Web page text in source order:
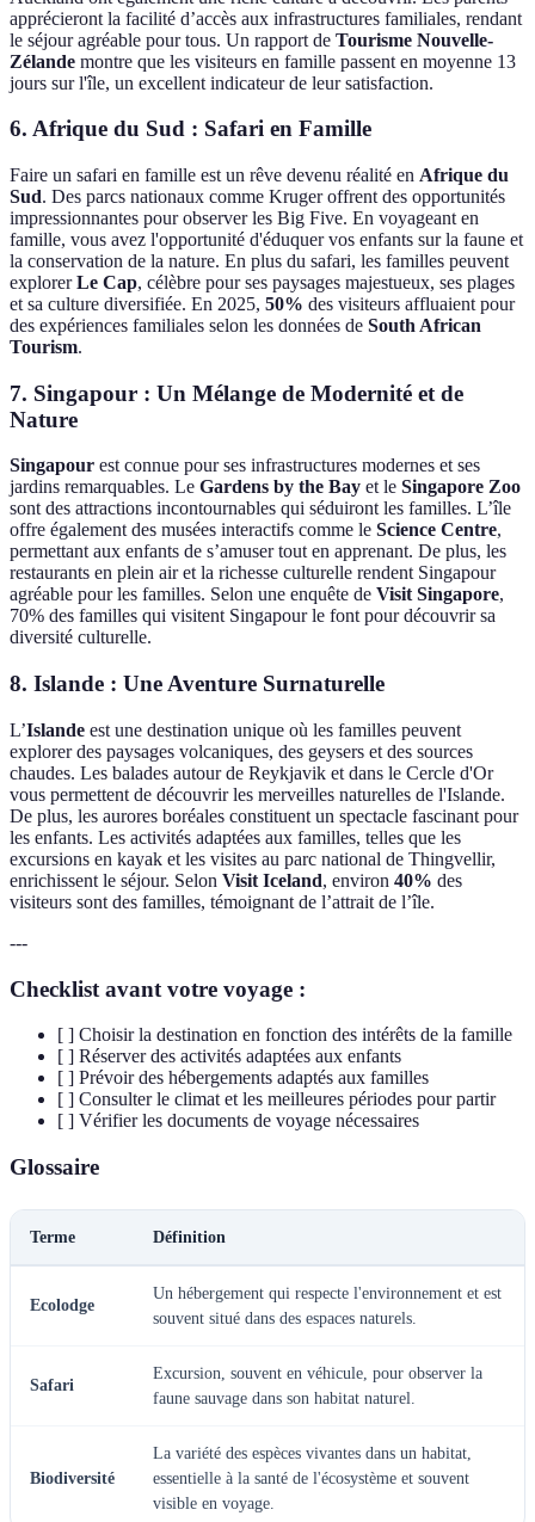
apprécieront la facilité d’accès aux infrastructures familiales, rendant
le séjour agréable pour tous. Un rapport de Tourisme Nouvelle-
Zélande montre que les visiteurs en famille passent en moyenne 13
jours sur l'île, un excellent indicateur de leur satisfaction.
6. Afrique du Sud : Safari en Famille
Faire un safari en famille est un rêve devenu réalité en Afrique du
Sud. Des parcs nationaux comme Kruger offrent des opportunités
impressionnantes pour observer les Big Five. En voyageant en
famille, vous avez l'opportunité d'éduquer vos enfants sur la faune et
la conservation de la nature. En plus du safari, les familles peuvent
explorerLe Cap, célèbre pour ses paysages majestueux, ses plages
et sa culture diversifiée. En 2025, 50% des visiteurs affluaient pour
des expériences familiales selon les données de South African
Tourism.
7. Singapour : Un Mélange de Modernité et de
Nature
Singapour est connue pour ses infrastructures modernes et ses
jardins remarquables. Le Gardens by the Bay et le Singapore Zoo
sont des attractions incontournables qui séduiront les familles. L’île
offre également des musées interactifs comme le Science Centre,
permettant aux enfants de s’amuser tout en apprenant. De plus, les
restaurants en plein air et la richesse culturelle rendent Singapour
agréable pour les familles. Selon une enquête de Visit Singapore,
70% des familles qui visitent Singapour le font pour découvrir sa
diversité culturelle.
8. Islande : Une Aventure Surnaturelle
L’Islande est une destination unique où les familles peuvent
explorer des paysages volcaniques, des geysers et des sources
chaudes. Les balades autour de Reykjavik et dans le Cercle d'Or
vous permettent de découvrir les merveilles naturelles de l'Islande.
De plus, les aurores boréales constituent un spectacle fascinant pour
les enfants. Les activités adaptées aux familles, telles que les
excursions en kayak et les visites au parc national de Thingvellir,
enrichissent le séjour. Selon Visit Iceland, environ 40% des
visiteurs sont des familles, témoignant de l’attrait de l’île.
---
Checklist avant votre voyage :
[ ] Choisir la destination en fonction des intérêts de la famille
[ ] Réserver des activités adaptées aux enfants
[ ] Prévoir des hébergements adaptés aux familles
[ ] Consulter le climat et les meilleures périodes pour partir
[ ] Vérifier les documents de voyage nécessaires
Glossaire
Terme Définition
Ecolodge
Un hébergement qui respecte l'environnement et est
souvent situé dans des espaces naturels.
Safari
Excursion, souvent en véhicule, pour observer la
faune sauvage dans son habitat naturel.
Biodiversité
La variété des espèces vivantes dans un habitat,
essentielle à la santé de l'écosystème et souvent
visible en voyage.